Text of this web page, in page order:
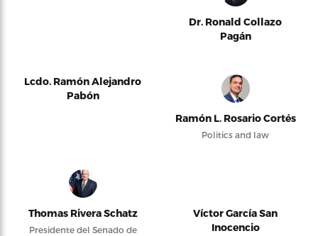
Dr. Ronald Collazo
Pagán
Lcdo. Ramón Alejandro
Pabón
Ramón L. Rosario Cortés
Politics and law
Thomas Rivera Schatz
Presidente del Senado de
Víctor García San
Inocencio